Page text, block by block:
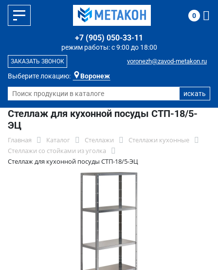
Выберите локацию: Воронеж
режим работы: с 9:00 до 18:00
+7 (905) 050-33-11
voronezh@zavod-metakon.ru
ЗАКАЗАТЬ ЗВОНОК
0
Стеллаж для кухонной посуды СТП-18/5-
ЭЦ
Главная Каталог Стеллажи
Стеллажи кухонные
Стеллажи со стойками из уголка
Стеллаж для кухонной посуды СТП-18/5-ЭЦ